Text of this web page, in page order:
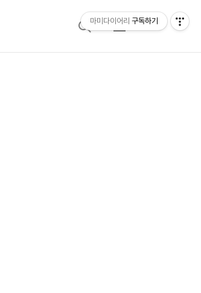
검
메
마미다이어리 구독하기